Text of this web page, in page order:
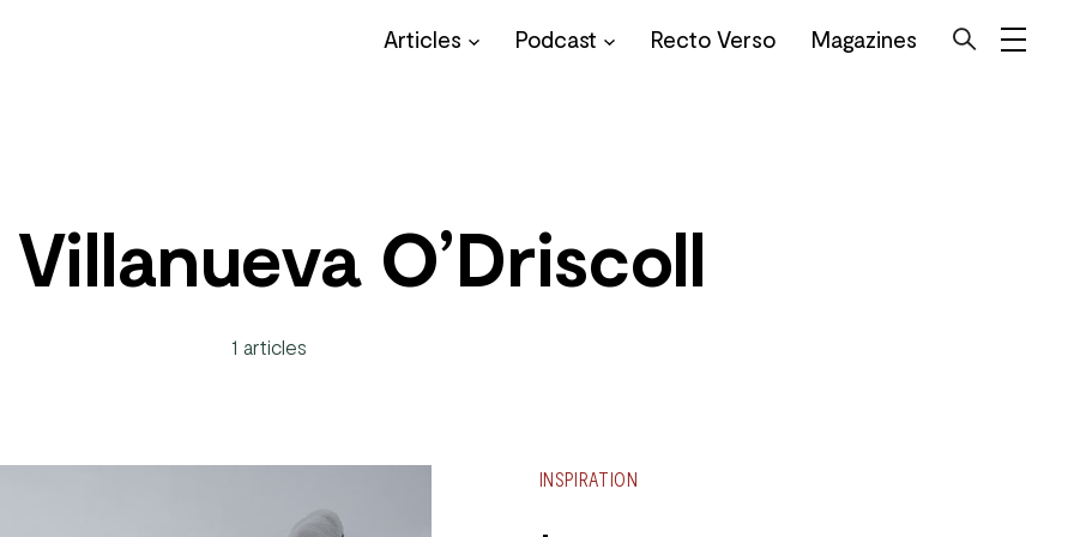
Articles Podcast Recto Verso Magazines
O’Driscoll
1 articles
INSPIRATION